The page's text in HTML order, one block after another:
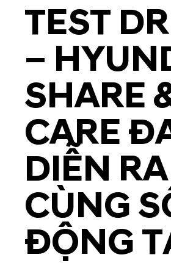
TEST
–
SHARE
CARE
DIỄN
CÙNG
ĐỘNG